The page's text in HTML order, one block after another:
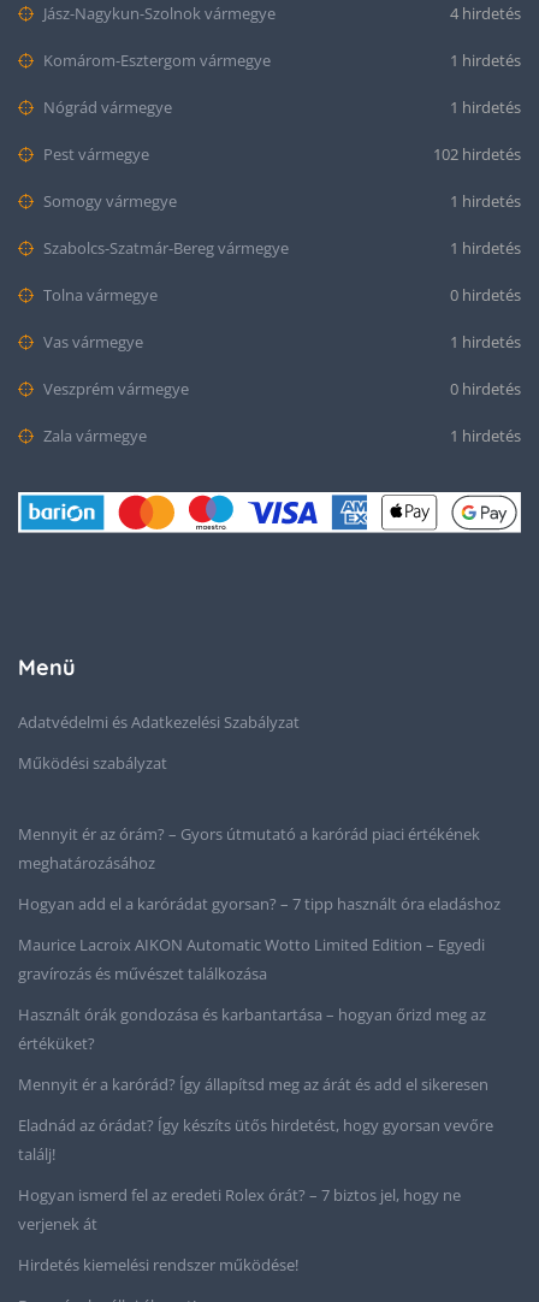
Jász-Nagykun-Szolnok vármegye 4 hirdetés
Komárom-Esztergom vármegye 1 hirdetés
Nógrád vármegye 1 hirdetés
Pest vármegye 102 hirdetés
Somogy vármegye 1 hirdetés
Szabolcs-Szatmár-Bereg vármegye 1 hirdetés
Tolna vármegye 0 hirdetés
Vas vármegye 1 hirdetés
Veszprém vármegye 0 hirdetés
Zala vármegye 1 hirdetés
Menü
Adatvédelmi és Adatkezelési Szabályzat
Működési szabályzat
Mennyit ér az órám? – Gyors útmutató a karórád piaci értékének
meghatározásához
Hogyan add el a karórádat gyorsan? – 7 tipp használt óra eladáshoz
Maurice Lacroix AIKON Automatic Wotto Limited Edition – Egyedi
gravírozás és művészet találkozása
Használt órák gondozása és karbantartása – hogyan őrizd meg az
értéküket?
Mennyit ér a karórád? Így állapítsd meg az árát és add el sikeresen
Eladnád az órádat? Így készíts ütős hirdetést, hogy gyorsan vevőre
találj!
Hogyan ismerd fel az eredeti Rolex órát? – 7 biztos jel, hogy ne
verjenek át
Hirdetés kiemelési rendszer működése!